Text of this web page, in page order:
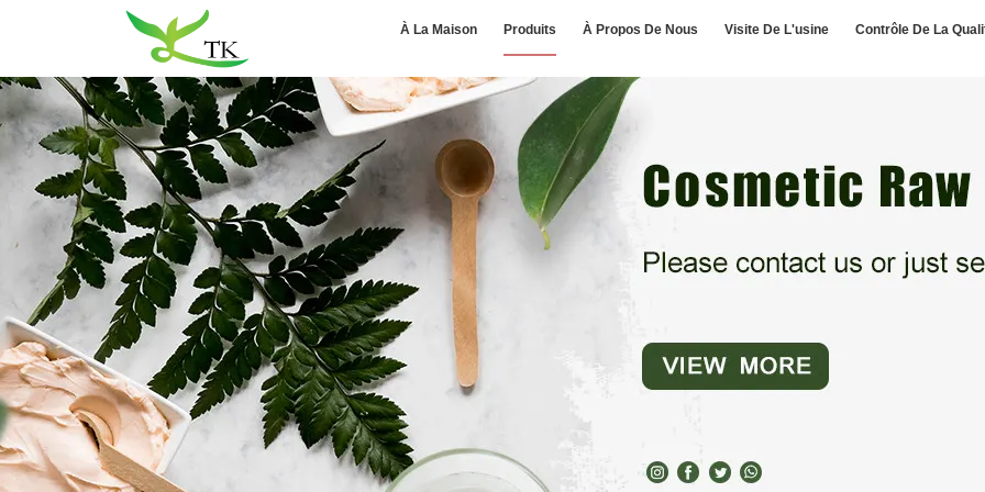
À La Maison Produits À Propos De Nous Visite De L'usine Contrôle De La